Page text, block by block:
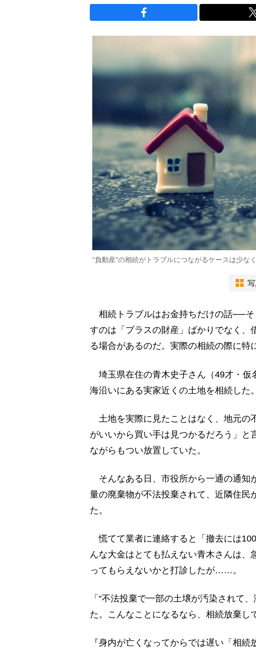
“負動産”の相続がトラブルにつながるケースは少な
相続トラブルはお金持ちだけの話──
すのは「プラスの財産」ばかりでなく
る場合があるのだ。実際の相続の際に特
埼玉県在住の青木史子さん（49才・仮
海沿いにある実家近くの土地を相続した。
土地を実際に見たことはなく、地元の
がいいから買い手は見つかるだろう」
ながらもつい放置していた。
そんなある日、市役所から一通の通知
量の廃棄物が不法投棄されて、近隣住民
た。
慌てて業者に連絡すると「撤去には
んな大金はとても払えない青木さんは
ってもらえないかと打診したが……。
「“不法投棄で一部の土壌が汚染されて
た。こんなことになるなら、相続放棄し
『身内が亡くなってからでは遅い「相